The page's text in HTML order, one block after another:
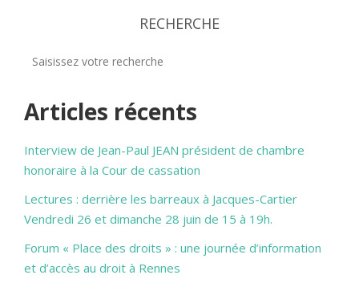
RECHERCHE
Articles récents
Interview de Jean-Paul JEAN président de chambre
honoraire à la Cour de cassation
Lectures : derrière les barreaux à Jacques-Cartier
Vendredi 26 et dimanche 28 juin de 15 à 19h.
Forum « Place des droits » : une journée d’information
et d’accès au droit à Rennes